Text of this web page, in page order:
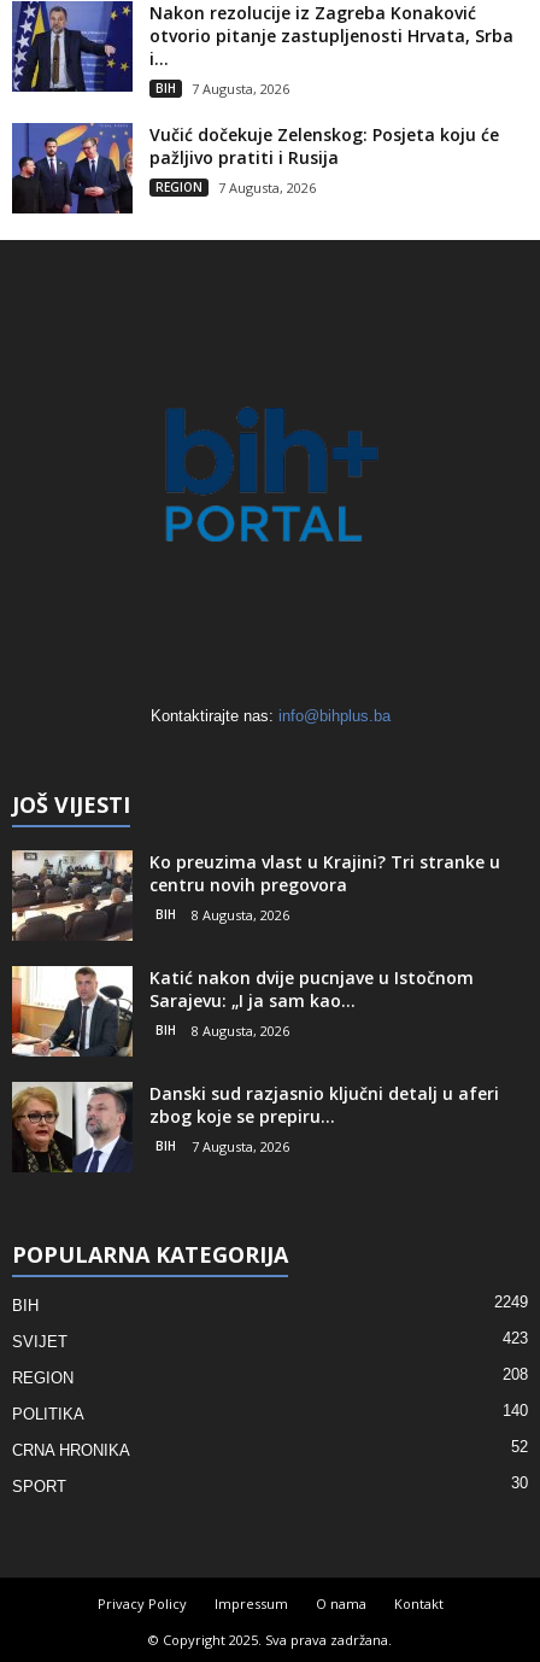
Nakon rezolucije iz Zagreba Konaković
otvorio pitanje zastupljenosti Hrvata, Srba
i...
BIH 7 Augusta, 2026
Vučić dočekuje Zelenskog: Posjeta koju će
pažljivo pratiti i Rusija
REGION 7 Augusta, 2026
Kontaktirajte nas: info@bihplus.ba
JOŠ VIJESTI
Ko preuzima vlast u Krajini? Tri stranke u
centru novih pregovora
BIH 8 Augusta, 2026
Katić nakon dvije pucnjave u Istočnom
Sarajevu: „I ja sam kao...
BIH 8 Augusta, 2026
Danski sud razjasnio ključni detalj u aferi
zbog koje se prepiru...
BIH 7 Augusta, 2026
POPULARNA KATEGORIJA
BIH 2249
SVIJET 423
REGION 208
POLITIKA 140
CRNA HRONIKA 52
SPORT 30
Privacy Policy Impressum O nama
Kontakt
© Copyright 2025. Sva prava zadržana.